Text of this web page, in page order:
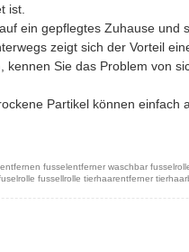
ist.
ein gepflegtes Zuhause und
zeigt sich der Vorteil
kennen Sie das Problem von
Partikel können
fusselentferner waschbar
fussellrolle tierhaarentferner